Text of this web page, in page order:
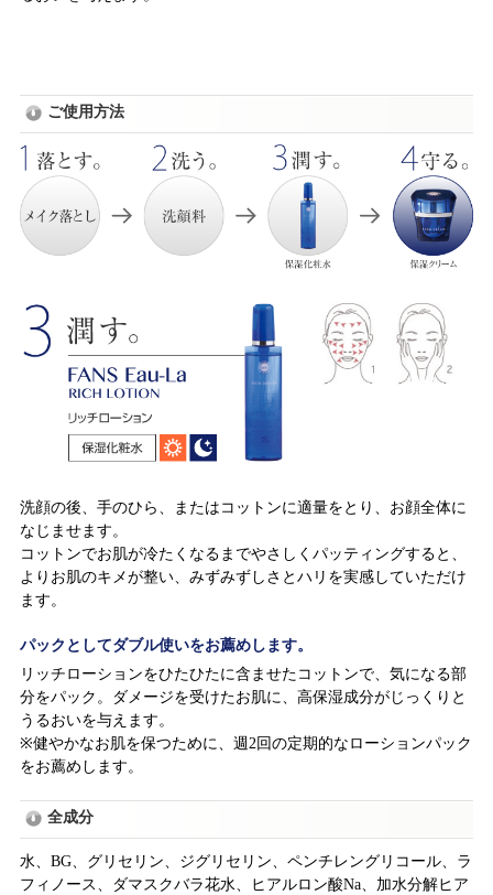
ご使用方法
洗顔の後、手のひら、またはコットンに適量をとり、お顔全体に
なじませます。
コットンでお肌が冷たくなるまでやさしくパッティングすると、
よりお肌のキメが整い、みずみずしさとハリを実感していただけ
ます。
パックとしてダブル使いをお薦めします。
リッチローションをひたひたに含ませたコットンで、気になる部
分をパック。ダメージを受けたお肌に、高保湿成分がじっくりと
うるおいを与えます。
※健やかなお肌を保つために、週2回の定期的なローションパック
をお薦めします。
全成分
水、BG、グリセリン、ジグリセリン、ペンチレングリコール、ラ
フィノース、ダマスクバラ花水、ヒアルロン酸Na、加水分解ヒア